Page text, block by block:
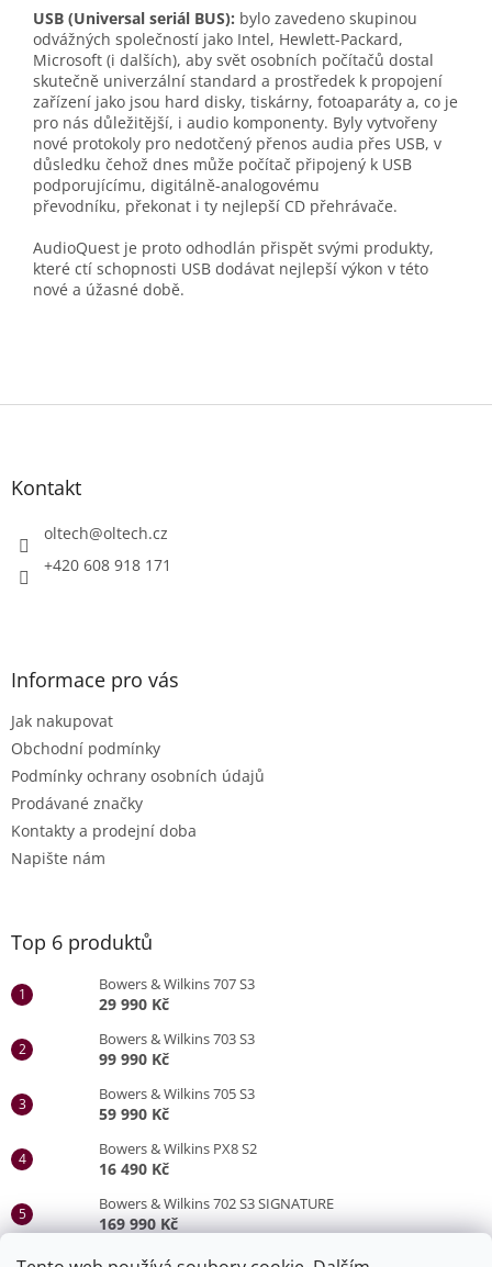
USB (Universal seriál BUS): bylo zavedeno skupinou
odvážných společností jako Intel, Hewlett-Packard,
Microsoft (i dalších), aby svět osobních počítačů dostal
skutečně univerzální standard a prostředek k propojení
zařízení jako jsou hard disky, tiskárny, fotoaparáty a, co je
pro nás důležitější, i audio komponenty. Byly vytvořeny
nové protokoly pro nedotčený přenos audia přes USB, v
důsledku čehož dnes může počítač připojený k USB
podporujícímu, digitálně-analogovému
převodníku, překonat i ty nejlepší CD přehrávače.
AudioQuest je proto odhodlán přispět svými produkty,
které ctí schopnosti USB dodávat nejlepší výkon v této
nové a úžasné době.
Z
Kontakt
oltech@oltech.cz
+420 608 918 171
Informace pro vás
Jak nakupovat
Obchodní podmínky
Podmínky ochrany osobních údajů
Prodávané značky
Kontakty a prodejní doba
Napište nám
Top 6 produktů
Bowers & Wilkins 707 S3
29 990 Kč
Bowers & Wilkins 703 S3
99 990 Kč
Bowers & Wilkins 705 S3
59 990 Kč
Bowers & Wilkins PX8 S2
16 490 Kč
Bowers & Wilkins 702 S3 SIGNATURE
169 990 Kč
Bowers & Wilkins 705 S3 SIGNATURE